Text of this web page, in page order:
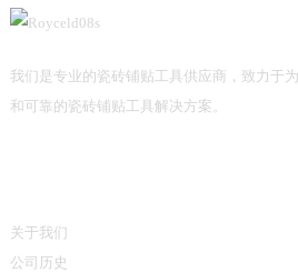
我们是专业的瓷砖铺贴工具供应商，致力于
和可靠的瓷砖铺贴工具解决方案。
关于我们
公司历史